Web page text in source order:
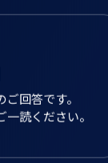
回答です。
読ください。